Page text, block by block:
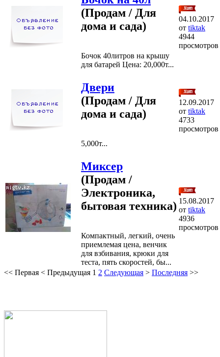
(Продам / Для
дома и сада)
Бочок 40литров на крышу
для батарей Цена: 20,000т...
04.10.2017
от tiktak
4944
просмотров
Двери
(Продам / Для
дома и сада)
5,000т...
12.09.2017
от tiktak
4733
просмотров
Миксер
(Продам /
Электроника,
бытовая техника)
Компактный, легкий, очень
приемлемая цена, венчик
для взбивания, крюки для
теста, пять скоростей, бы...
15.08.2017
от tiktak
4936
просмотров
<< Первая < Предыдущая 1 2 Следующая > Последняя >>